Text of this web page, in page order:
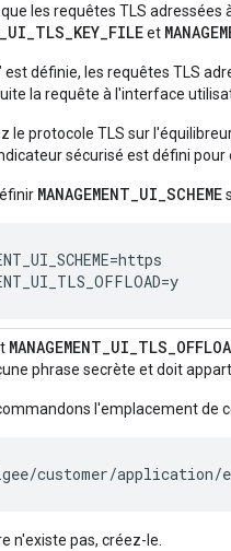
que les requêtes TLS
et
est définie, les requêtes TLS
la requête à l'interface
le protocole TLS sur
sécurisé est défini pour
MANAGEMENT_UI_SCHEME
MANAGEMENT_UI_TLS_
phrase secrète et doit
l'emplacement de
customer/application/
n'existe pas, créez-le.